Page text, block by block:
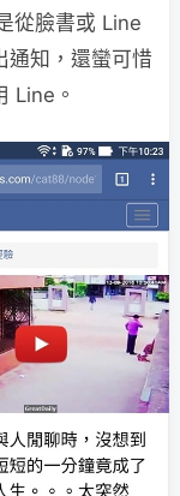
從臉書或 Line
通知，還蠻可惜
Line。